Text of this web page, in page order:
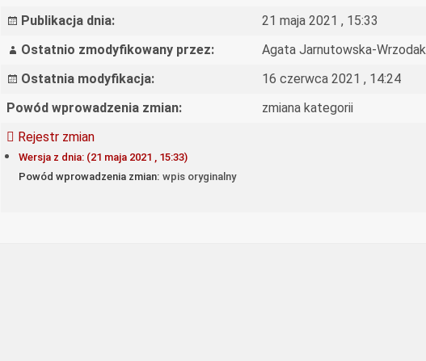
Publikacja dnia:
21 maja 2021 , 15:33
Ostatnio zmodyfikowany przez:
Agata Jarnutowska-Wrzodak
Ostatnia modyfikacja:
16 czerwca 2021 , 14:24
Powód wprowadzenia zmian:
zmiana kategorii
Rejestr zmian
Wersja z dnia: (21 maja 2021 , 15:33)
Powód wprowadzenia zmian: wpis oryginalny